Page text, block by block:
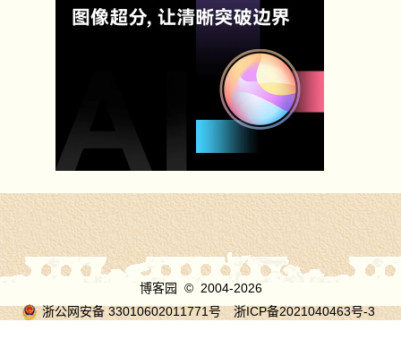
博客园
© 2004-2026
浙公网安备 33010602011771号
浙ICP备2021040463号-3